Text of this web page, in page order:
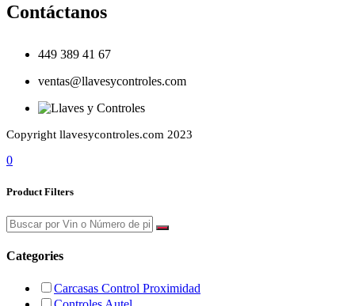
Contáctanos
449 389 41 67
ventas@llavesycontroles.com
Copyright llavesycontroles.com 2023
0
Product Filters
Categories
Carcasas Control Proximidad